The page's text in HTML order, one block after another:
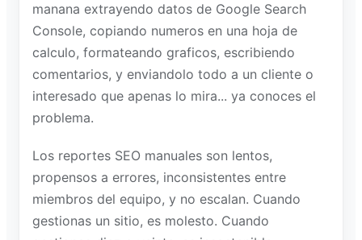
manana extrayendo datos de Google Search
Console, copiando numeros en una hoja de
calculo, formateando graficos, escribiendo
comentarios, y enviandolo todo a un cliente o
interesado que apenas lo mira... ya conoces el
problema.
Los reportes SEO manuales son lentos,
propensos a errores, inconsistentes entre
miembros del equipo, y no escalan. Cuando
gestionas un sitio, es molesto. Cuando